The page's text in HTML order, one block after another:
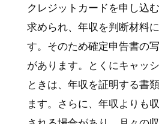
クレジットカードを申し込
求められ、年収を判断材料
す。そのため確定申告書の
があります。とくにキャッ
ときは、年収を証明する書
ます。さらに、年収よりも